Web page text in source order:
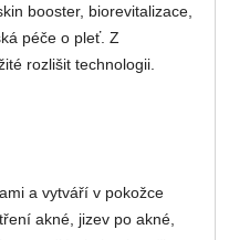
booster, biorevitalizace,
péče o pleť. Z
rozlišit technologii.
a vytváří v pokožce
akné, jizev po akné,